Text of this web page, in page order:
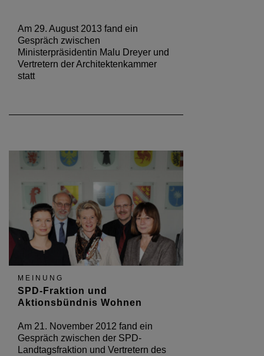
Am 29. August 2013 fand ein
Gespräch zwischen
Ministerpräsidentin Malu Dreyer und
Vertretern der Architektenkammer
statt
MEINUNG
SPD-Fraktion und
Aktionsbündnis Wohnen
Am 21. November 2012 fand ein
Gespräch zwischen der SPD-
Landtagsfraktion und Vertretern des